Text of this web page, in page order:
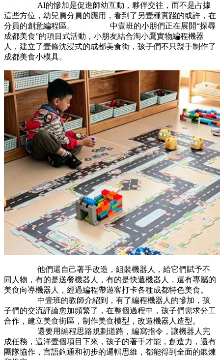
AI的慘加是促進師幼互動，夥伴交往，而不是占據
這些方位，幼兒員分員的應用，看到了另壹種實踐的或許，在
分員的創意編程區。 中壹班的小朋們正在展開“探尋
成都美食”的項目式活動，小朋友結合淘小鷹實物編程機器
人，建立了壹條沈浸式的成都美食街，孩子們不只親手制作了
成都美食小模具。
他們還自己著手改造，組裝機器人，給它們賦予不
同人物，有的是送餐機器人，有的是快遞機器人，還有專屬的
美食向導機器人，經過編程帶遊客打卡各種成都特色美食。
中壹班的教師介紹到，有了編程機器人的慘加，孩
子們的交流評論愈加頻繁了，在整個過程中，孩子們需求分工
合作，建立美食街區，制作美食模型，改造機器人造型。
還要用編程思路規劃道路，編寫指令，讓機器人完
成任務，這洋壹個項目下來，孩子的著手才能，創造力，還有
團隊協作，言語鉤通和初步的邏輯思維，都能得到全面的鍛煉